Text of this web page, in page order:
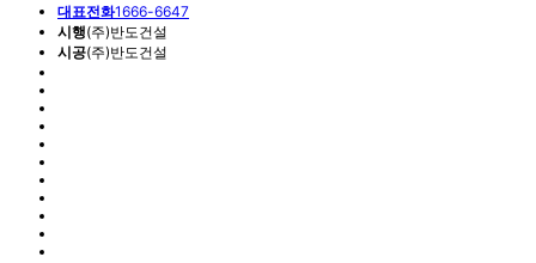
대표전화1666-6647
시행(주)반도건설
시공(주)반도건설